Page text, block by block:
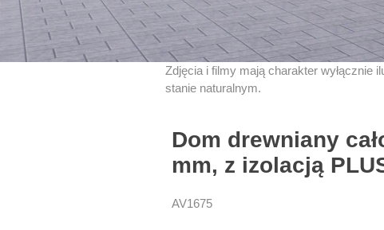
Zdjęcia i filmy mają charakter wyłącznie
stanie naturalnym.
Dom drewniany
mm, z izolacją
AV1675